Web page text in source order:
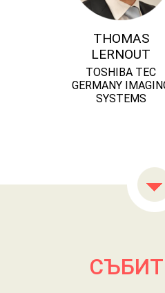
THOMAS
LERNOUT
TOSHIBA TEC
GERMANY
SYSTEMS